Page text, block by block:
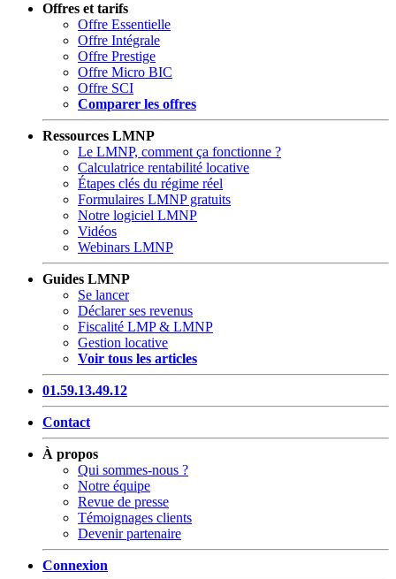
Offres et tarifs
Offre Essentielle
Offre Intégrale
Offre Prestige
Offre Micro BIC
Offre SCI
Comparer les offres
Ressources LMNP
Le LMNP, comment ça fonctionne ?
Calculatrice rentabilité locative
Étapes clés du régime réel
Formulaires LMNP gratuits
Notre logiciel LMNP
Vidéos
Webinars LMNP
Guides LMNP
Se lancer
Déclarer ses revenus
Fiscalité LMP & LMNP
Gestion locative
Voir tous les articles
01.59.13.49.12
Contact
À propos
Qui sommes-nous ?
Notre équipe
Revue de presse
Témoignages clients
Devenir partenaire
Connexion